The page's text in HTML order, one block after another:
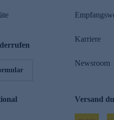
Karriere
Newsroom
Versand